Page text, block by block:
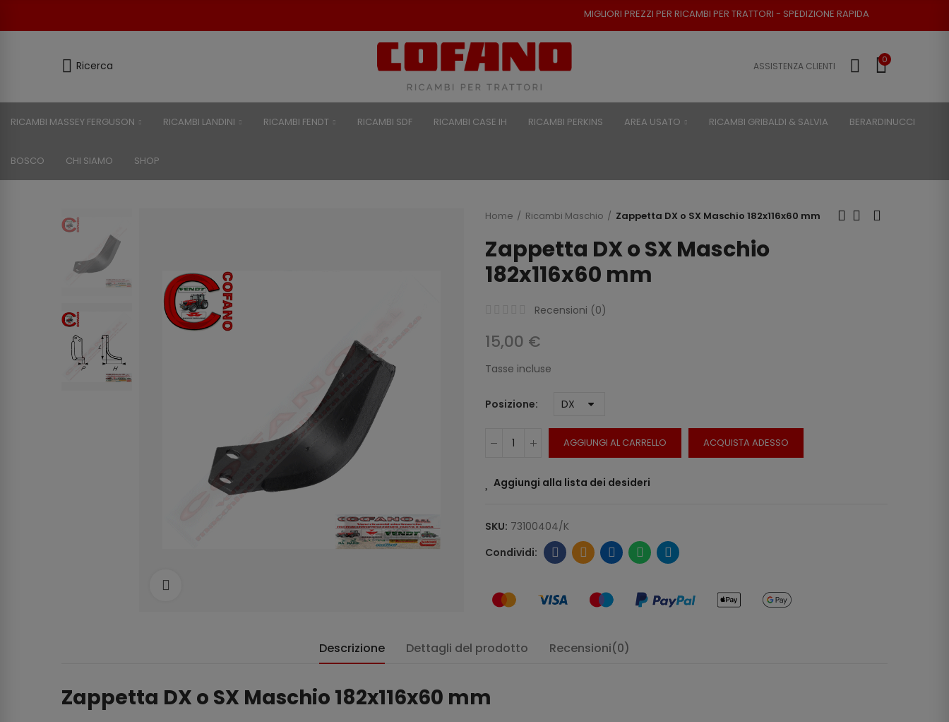
MIGLIORI PREZZI PER RICAMBI PER TRATTORI - SPEDIZIONE RAPIDA - RESO POSSIBILE
Ricerca ASSISTENZA CLIENTI
0
RICAMBI MASSEY FERGUSON RICAMBI LANDINI RICAMBI FENDT RICAMBI SDF RICAMBI CASE IH RICAMBI PERKINS AREA USATO RICAMBI GRIBALDI & SALVIA BERARDINUCCI
BOSCO CHI SIAMO SHOP
Home Ricambi Maschio Zappetta DX o SX Maschio 182x116x60 mm
Zappetta DX o SX Maschio
182x116x60 mm
Recensioni (0)
15,00 €
Tasse incluse
Posizione
AGGIUNGI AL CARRELLO ACQUISTA ADESSO
Aggiungi alla lista dei desideri
SKU: 73100404/K
Descrizione Dettagli del prodotto Recensioni(0)
Zappetta DX o SX Maschio 182x116x60 mm